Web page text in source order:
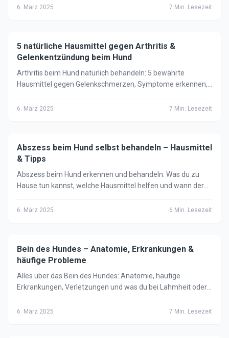
6. März 2025 7 Min. Lesezeit
🐕 Hund
5 natürliche Hausmittel gegen Arthritis &
Gelenkentzündung beim Hund
Arthritis beim Hund natürlich behandeln: 5 bewährte
Hausmittel gegen Gelenkschmerzen, Symptome erkennen,
6. März 2025 7 Min. Lesezeit
🐕 Hund
Abszess beim Hund selbst behandeln – Hausmittel
& Tipps
Abszess beim Hund erkennen und behandeln: Was du zu
Hause tun kannst, welche Hausmittel helfen und wann der
6. März 2025 6 Min. Lesezeit
🐕 Hund
Bein des Hundes – Anatomie, Erkrankungen &
häufige Probleme
Alles über das Bein des Hundes: Anatomie, häufige
Erkrankungen, Verletzungen und was du bei Lahmheit oder
6. März 2025 7 Min. Lesezeit